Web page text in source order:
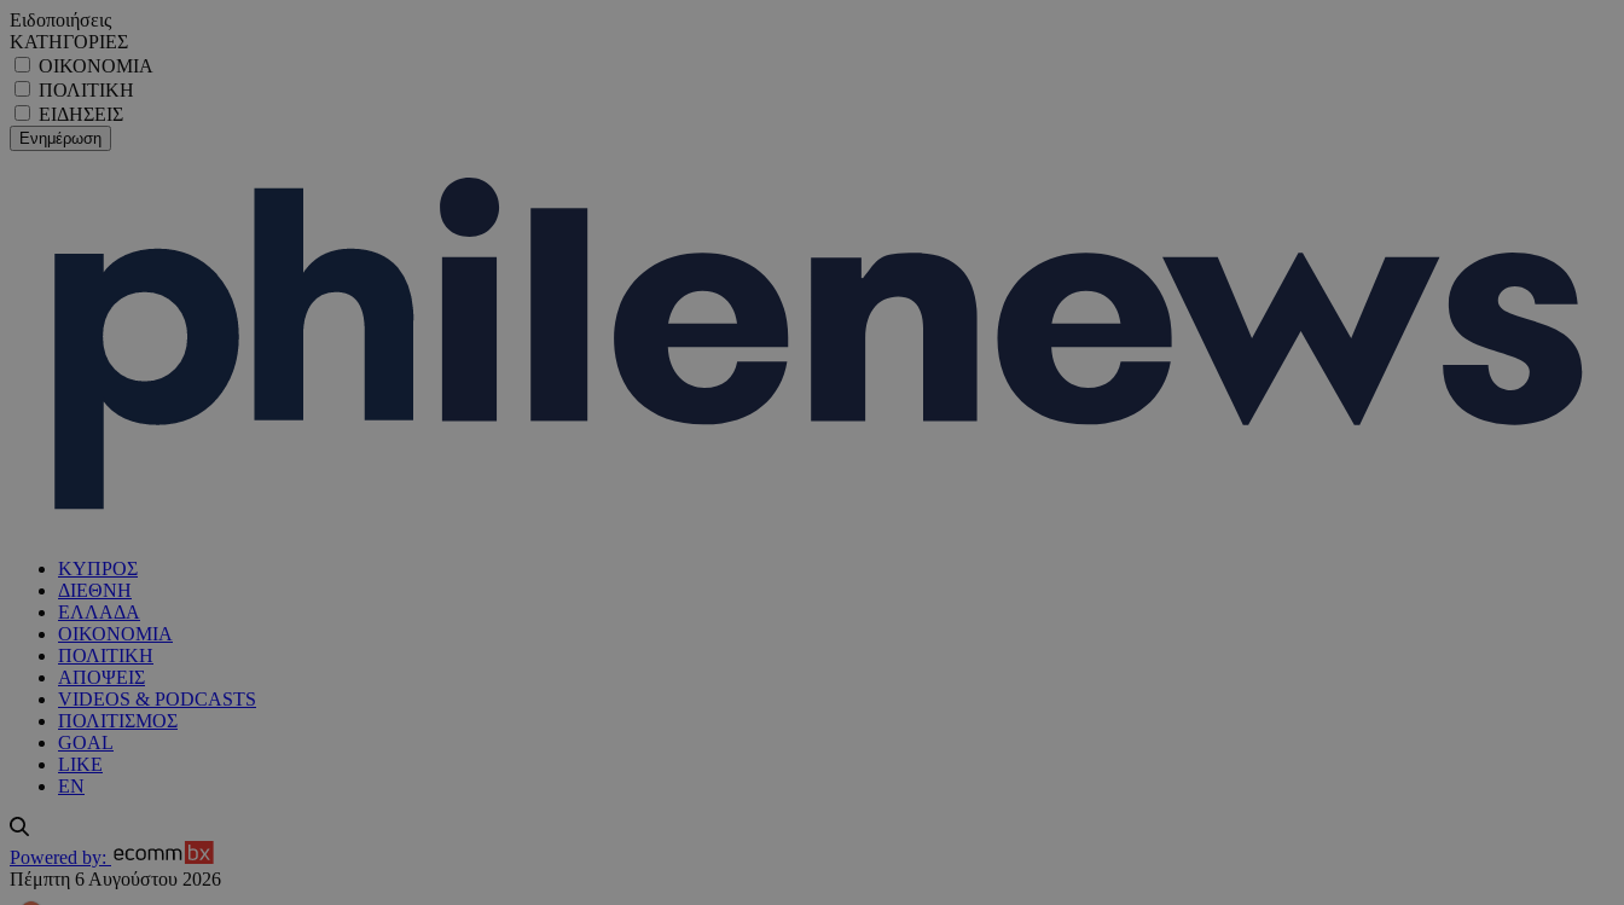
Ειδοποιήσεις
ΚΑΤΗΓΟΡΙΕΣ
ΟΙΚΟΝΟΜΙΑ
ΠΟΛΙΤΙΚΗ
ΕΙΔΗΣΕΙΣ
ΚΥΠΡΟΣ
ΔΙΕΘΝΗ
ΕΛΛΑΔΑ
ΟΙΚΟΝΟΜΙΑ
ΠΟΛΙΤΙΚΗ
ΑΠΟΨΕΙΣ
VIDEOS & PODCASTS
ΠΟΛΙΤΙΣΜΟΣ
GOAL
LIKE
EN
Powered by:
Πέμπτη 6 Αυγούστου 2026